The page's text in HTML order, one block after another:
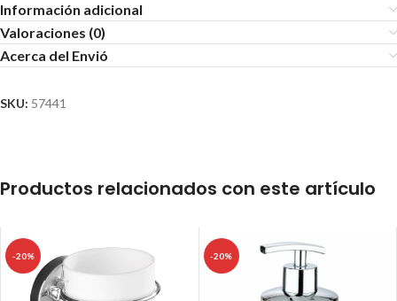
Información adicional
Valoraciones (0)
Acerca del Envió
SKU: 57441
Productos relacionados con este artículo
-20% -20%